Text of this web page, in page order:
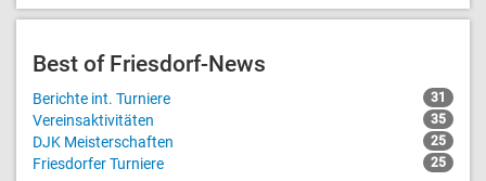
Best of Friesdorf-News
Berichte int. Turniere 31
Vereinsaktivitäten 35
DJK Meisterschaften 25
Friesdorfer Turniere 25